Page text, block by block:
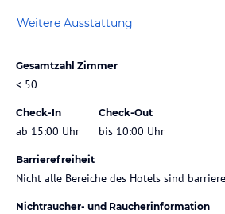
Weitere Ausstattung
Gesamtzahl Zimmer
< 50
Check-In
ab 15:00 Uhr
Check-Out
bis 10:00 Uhr
Barrierefreiheit
Nicht alle Bereiche des Hotels sind
Nichtraucher- und Raucherinformation